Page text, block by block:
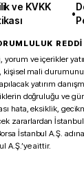
ve KVKK
•
REDDİ
ve içerikler
kişisel mali
yatırım
doğruluğu ve
hata, eksiklik,
zararlardan
İstanbul A.Ş.
A.Ş.’ye aittir.